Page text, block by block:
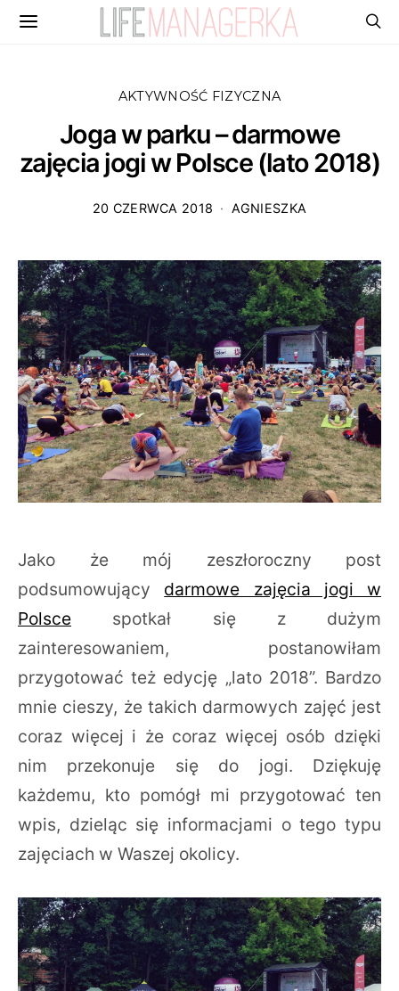
AKTYWNOŚĆ FIZYCZNA
Joga w parku – darmowe
zajęcia jogi w Polsce (lato 2018)
20 CZERWCA 2018 AGNIESZKA
Jako że mój zeszłoroczny post
podsumowujący darmowe zajęcia jogi w
Polsce spotkał się z dużym
zainteresowaniem, postanowiłam
przygotować też edycję „lato 2018”. Bardzo
mnie cieszy, że takich darmowych zajęć jest
coraz więcej i że coraz więcej osób dzięki
nim przekonuje się do jogi. Dziękuję
każdemu, kto pomógł mi przygotować ten
wpis, dzieląc się informacjami o tego typu
zajęciach w Waszej okolicy.